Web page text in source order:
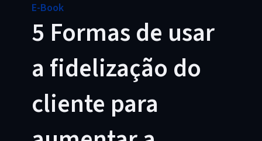
E-Book
5 Formas de usar
a fidelização do
cliente para